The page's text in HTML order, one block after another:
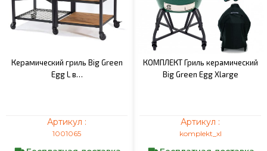
Керамический гриль Big Green
Egg L в…
Артикул :
1001065
КОМПЛЕКТ Гриль керамический
Big Green Egg Xlarge
Артикул :
komplekt_xl